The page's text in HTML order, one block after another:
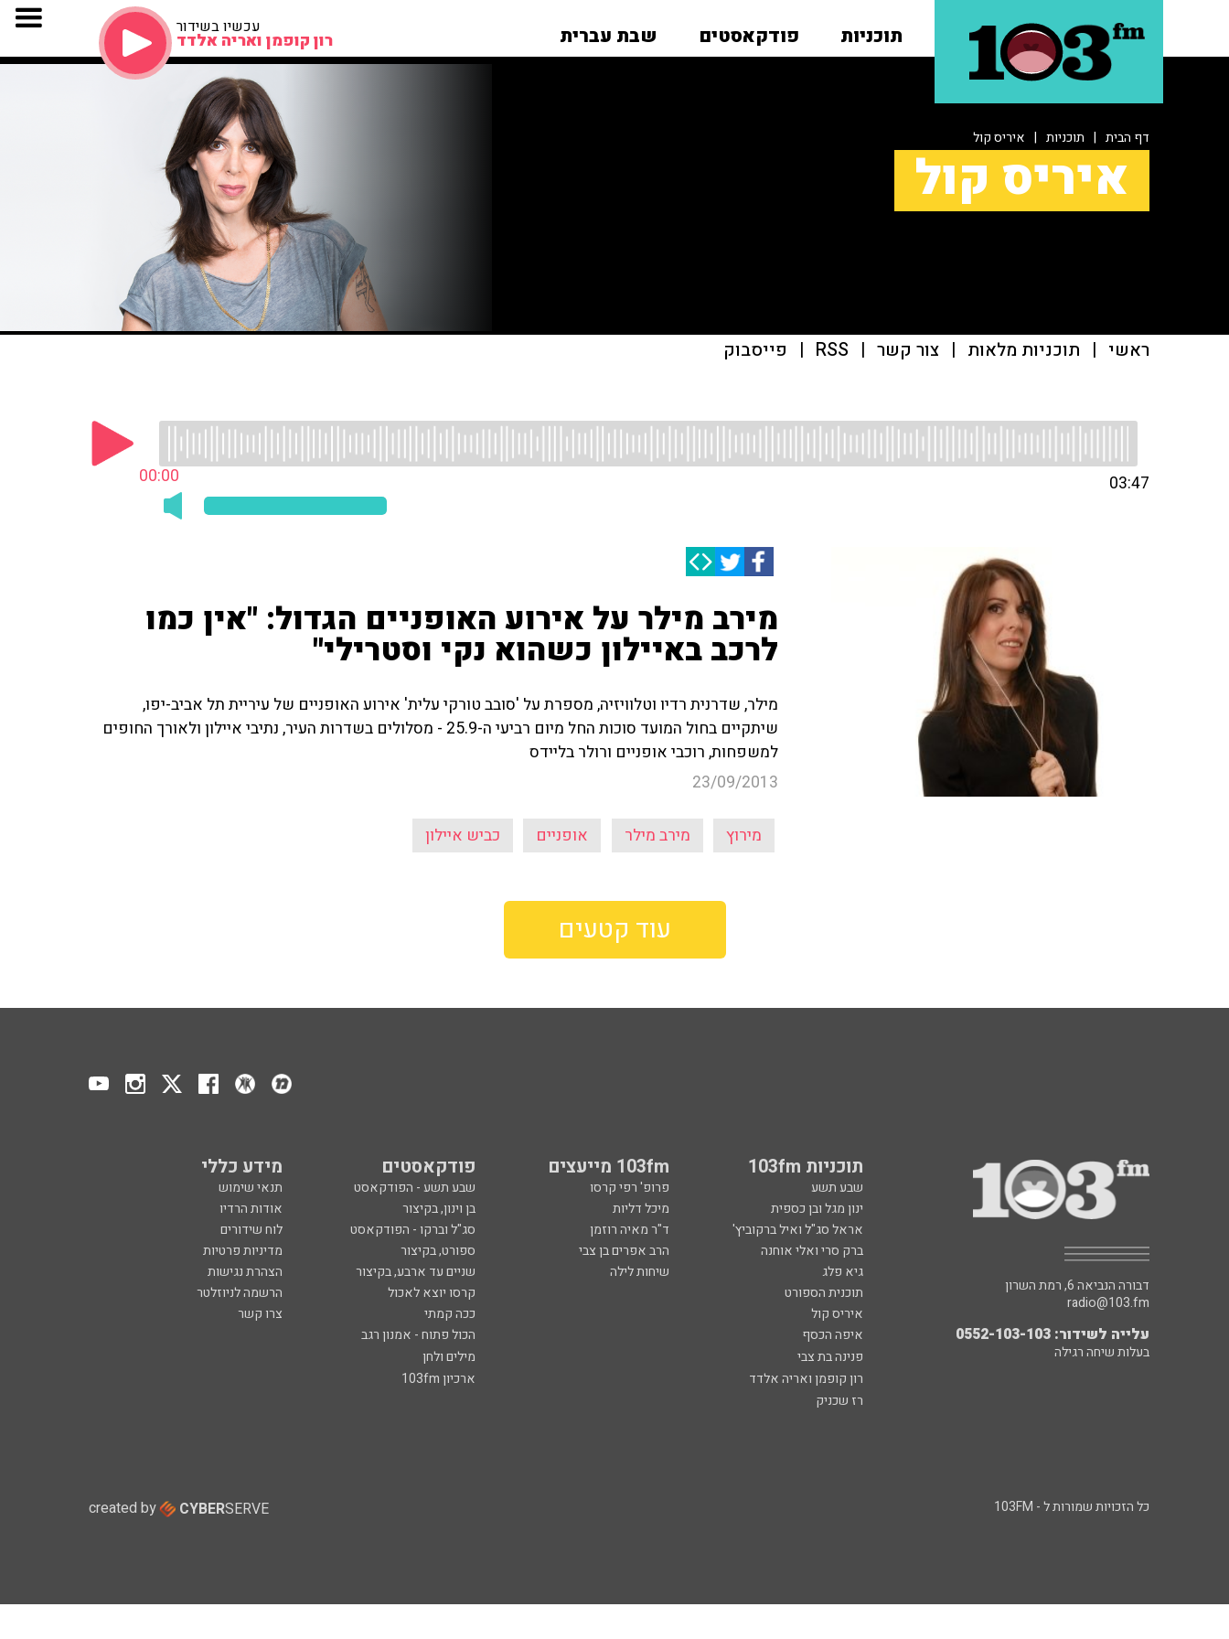
תוכניות פודקאסטים שבת עברית עכשיו בשידור
רון קופמן ואריה אלדד
דף הבית | תוכניות | איריס קול
איריס קול
ראשי | תוכניות מלאות | צור קשר |
RSS
| פייסבוק
00:00 03:47
מירב מילר על אירוע האופניים הגדול: "אין כמו
לרכב באיילון כשהוא נקי וסטרילי"
מילר, שדרנית רדיו וטלוויזיה, מספרת על 'סובב טורקי עלית' אירוע האופניים של עיריית תל אביב-יפו,
שיתקיים בחול המועד סוכות החל מיום רביעי ה-25.9 - מסלולים בשדרות העיר, נתיבי איילון ולאורך החופים
למשפחות, רוכבי אופניים ורולר בליידס
23/09/2013
מירוץ מירב מילר אופניים כביש איילון
עוד קטעים
תוכניות 103fm 103fm מייעצים פודקאסטים מידע כללי
שבע תשע פרופ' רפי קרסו שבע תשע - הפודקאסט
תנאי שימוש
ינון מגל ובן כספית
מיכל דליות בן וינון, בקיצור
אודות הרדיו
אראל סג"ל ואיל ברקוביץ'
ד"ר מאיה רוזמן סג"ל וברקו - הפודקאסט
לוח שידורים
ברק סרי ואלי אוחנה
הרב אפרים בן צבי ספורט, בקיצור
מדיניות פרטיות
גיא פלג
שיחות לילה שניים עד ארבע, בקיצור
הצהרת נגישות
תוכנית הספורט
קרסו יוצא לאכול
הרשמה לניוזלטר
איריס קול
ככה קמתי
צרו קשר
איפה הכסף
הכול פתוח - אמנון רגב
פנינה בת צבי
מילים ולחן
רון קופמן ואריה אלדד
ארכיון 103fm
רז שכניק
דבורה הנביאה 6, רמת השרון
radio@103.fm
עלייה לשידור: 0552-103-103
בעלות שיחה רגילה
כל הזכויות שמורות ל - 103FM created by CYBERSERVE